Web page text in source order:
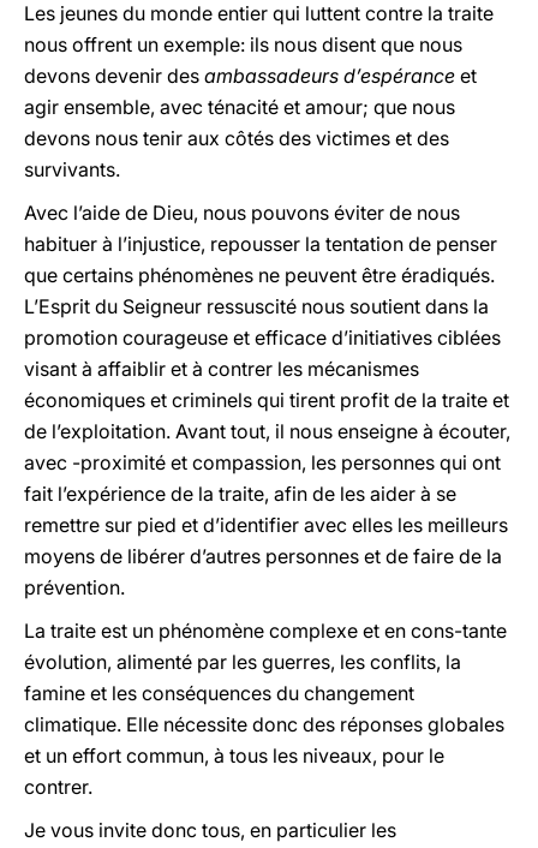
Les jeunes du monde entier qui luttent contre la traite
nous offrent un exemple: ils nous disent que nous
devons devenir des ambassadeurs d’espérance et
agir ensemble, avec ténacité et amour; que nous
devons nous tenir aux côtés des victimes et des
survivants.
Avec l’aide de Dieu, nous pouvons éviter de nous
habituer à l’injustice, repousser la tentation de penser
que certains phénomènes ne peuvent être éradiqués.
L’Esprit du Seigneur ressuscité nous soutient dans la
promotion courageuse et efficace d’initiatives ciblées
visant à affaiblir et à contrer les mécanismes
économiques et criminels qui tirent profit de la traite et
de l’exploitation. Avant tout, il nous enseigne à écouter,
avec -proximité et compassion, les personnes qui ont
fait l’expérience de la traite, afin de les aider à se
remettre sur pied et d’identifier avec elles les meilleurs
moyens de libérer d’autres personnes et de faire de la
prévention.
La traite est un phénomène complexe et en cons-tante
évolution, alimenté par les guerres, les conflits, la
famine et les conséquences du changement
climatique. Elle nécessite donc des réponses globales
et un effort commun, à tous les niveaux, pour le
contrer.
Je vous invite donc tous, en particulier les